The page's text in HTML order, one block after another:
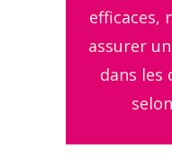
efficaces,
assurer
dans les